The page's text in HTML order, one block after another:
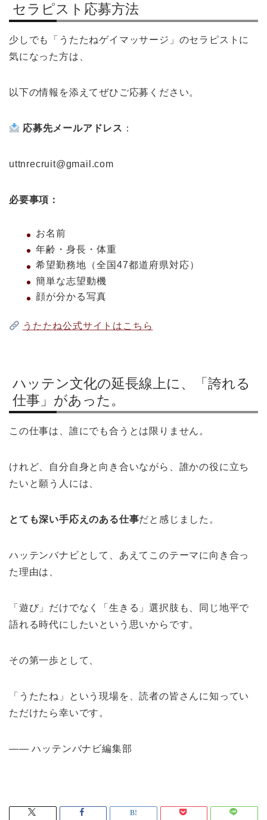
セラピスト応募方法
少しでも「うたたねゲイマッサージ」のセラピストに
気になった方は、
以下の情報を添えてぜひご応募ください。
応募先メールアドレス ：
uttnrecruit@gmail.com
必要事項：
お名前
年齢・身長・体重
希望勤務地（全国47都道府県対応）
簡単な志望動機
顔が分かる写真
うたたね公式サイトはこちら
ハッテン文化の延長線上に、「誇れる
仕事」があった。
この仕事は、誰にでも合うとは限りません。
けれど、自分自身と向き合いながら、誰かの役に立ち
たいと願う人には、
とても深い手応えのある仕事だと感じました。
ハッテンバナビとして、あえてこのテーマに向き合っ
た理由は、
「遊び」だけでなく「生きる」選択肢も、同じ地平で
語れる時代にしたいという思いからです。
その第一歩として、
「うたたね」という現場を、読者の皆さんに知ってい
ただけたら幸いです。
—— ハッテンバナビ編集部